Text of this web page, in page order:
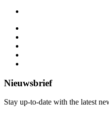
Nieuwsbrief
Stay up-to-date with the latest